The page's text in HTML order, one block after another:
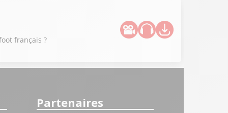
français ?
Partenaires